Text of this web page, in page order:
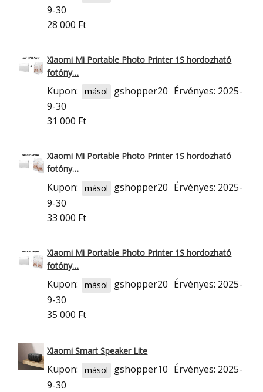
9-30
28 000 Ft
Xiaomi Mi Portable Photo Printer 1S hordozható
fotóny…
Kupon: másol gshopper20 Érvényes: 2025-
9-30
31 000 Ft
Xiaomi Mi Portable Photo Printer 1S hordozható
fotóny…
Kupon: másol gshopper20 Érvényes: 2025-
9-30
33 000 Ft
Xiaomi Mi Portable Photo Printer 1S hordozható
fotóny…
Kupon: másol gshopper20 Érvényes: 2025-
9-30
35 000 Ft
Xiaomi Smart Speaker Lite
Kupon: másol gshopper10 Érvényes: 2025-
9-30